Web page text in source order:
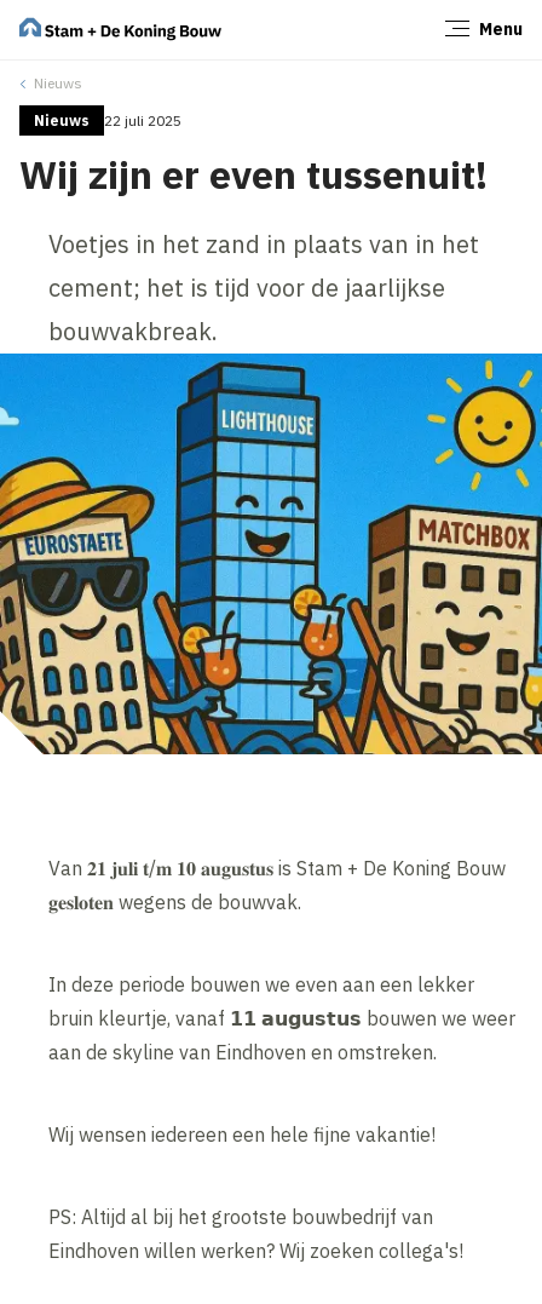
Menu
Nieuws
Nieuws 22 juli 2025
Wij zijn er even tussenuit!
Voetjes in het zand in plaats van in het
cement; het is tijd voor de jaarlijkse
bouwvakbreak.
Van 𝟐𝟏 𝐣𝐮𝐥𝐢 𝐭/𝐦 𝟏𝟎 𝐚𝐮𝐠𝐮𝐬𝐭𝐮𝐬 is Stam + De Koning Bouw
𝐠𝐞𝐬𝐥𝐨𝐭𝐞𝐧 wegens de bouwvak.
In deze periode bouwen we even aan een lekker
bruin kleurtje, vanaf 𝟭𝟭 𝗮𝘂𝗴𝘂𝘀𝘁𝘂𝘀 bouwen we weer
aan de skyline van Eindhoven en omstreken.
Wij wensen iedereen een hele fijne vakantie!
PS: Altijd al bij het grootste bouwbedrijf van
Eindhoven willen werken? Wij zoeken collega's!
Sluiten